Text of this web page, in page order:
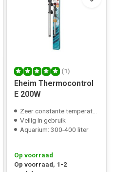
(1)
Eheim Thermocontrol
E 200W
Zeer constante temperatuur
Veilig in gebruik
Aquarium: 300-400 liter
Op voorraad
Op voorraad, 1-2